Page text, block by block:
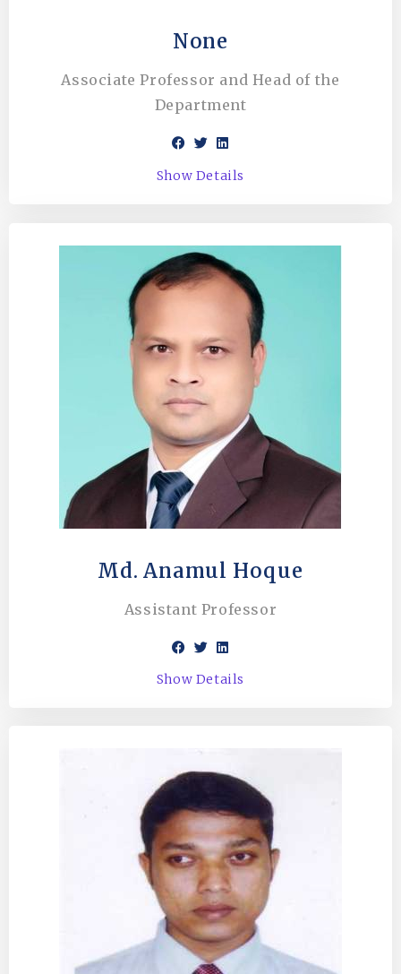
None
Associate Professor and Head of the
Department
Show Details
Md. Anamul Hoque
Assistant Professor
Show Details